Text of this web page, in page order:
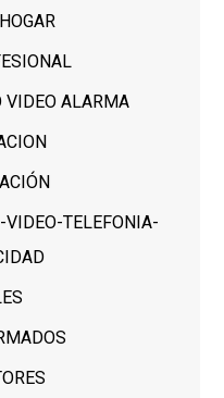
VIDEO ALARMA
VIDEO-TELEFONIA-